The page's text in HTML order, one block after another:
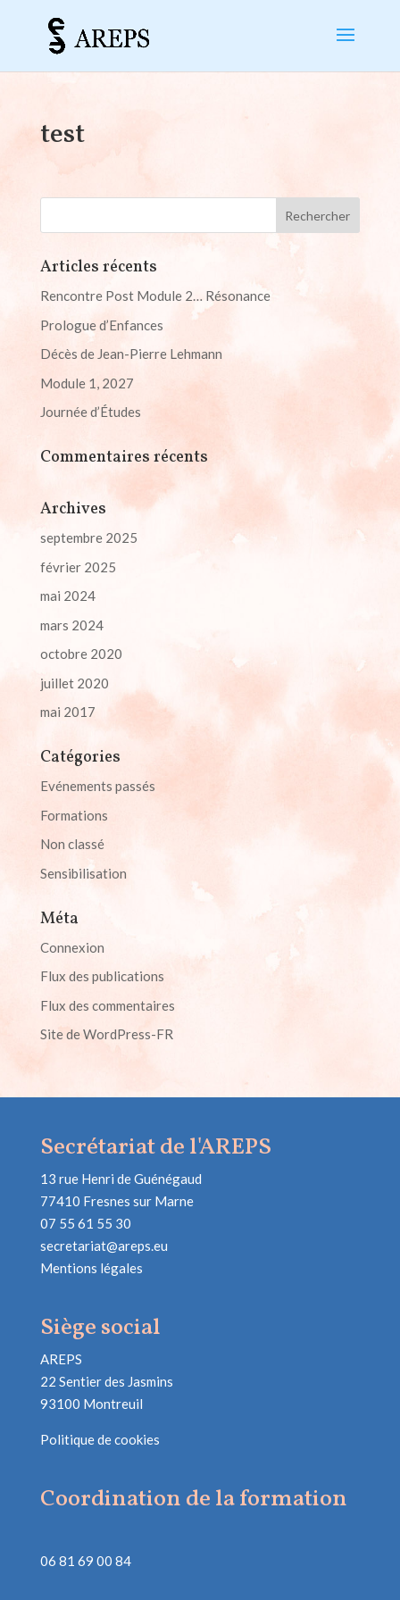
test
Articles récents
Rencontre Post Module 2… Résonance
Prologue d’Enfances
Décès de Jean-Pierre Lehmann
Module 1, 2027
Journée d’Études
Commentaires récents
Archives
septembre 2025
février 2025
mai 2024
mars 2024
octobre 2020
juillet 2020
mai 2017
Catégories
Evénements passés
Formations
Non classé
Sensibilisation
Méta
Connexion
Flux des publications
Flux des commentaires
Site de WordPress-FR
Secrétariat de l'AREPS
13 rue Henri de Guénégaud
77410 Fresnes sur Marne
07 55 61 55 30
secretariat@areps.eu
Mentions légales
Siège social
AREPS
22 Sentier des Jasmins
93100 Montreuil
Politique de cookies
Coordination de la formation
06 81 69 00 84